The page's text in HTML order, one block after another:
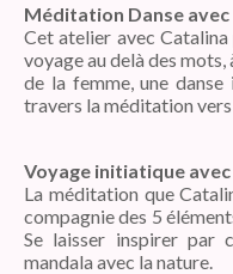
Méditation Danse avec
Cet atelier avec Catalina
voyage au delà des
de la femme, une
travers la méditation
Voyage initiatique avec
La méditation que
compagnie des 5
Se laisser inspirer par
mandala avec la nature.